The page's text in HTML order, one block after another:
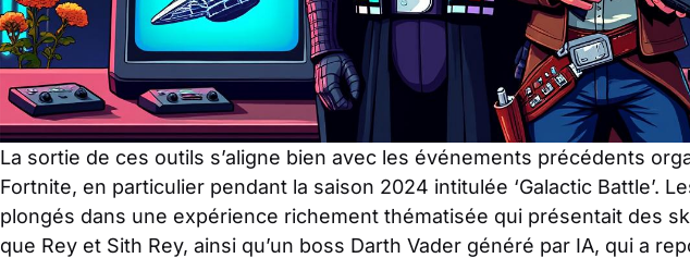
La sortie de ces outils s’aligne bien avec les événements précédents
Fortnite, en particulier pendant la saison 2024 intitulée ‘Galactic Battle’.
plongés dans une expérience richement thématisée qui présentait des
que Rey et Sith Rey, ainsi qu’un boss Darth Vader généré par IA, qui a